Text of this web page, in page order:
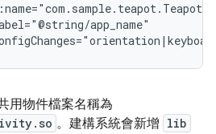
用物件檔案名稱為
。建構系統會新增 lib